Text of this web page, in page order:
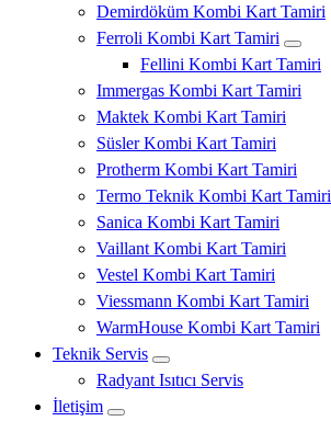
Demirdöküm Kombi Kart Tamiri
Ferroli Kombi Kart Tamiri
Fellini Kombi Kart Tamiri
Immergas Kombi Kart Tamiri
Maktek Kombi Kart Tamiri
Süsler Kombi Kart Tamiri
Protherm Kombi Kart Tamiri
Termo Teknik Kombi Kart Tamiri
Sanica Kombi Kart Tamiri
Vaillant Kombi Kart Tamiri
Vestel Kombi Kart Tamiri
Viessmann Kombi Kart Tamiri
WarmHouse Kombi Kart Tamiri
Teknik Servis
Radyant Isıtıcı Servis
İletişim